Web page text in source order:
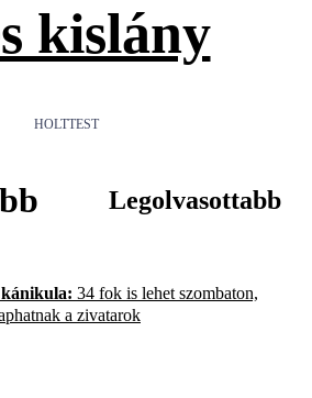
kislány
HOLTTEST
Legolvasottabb
kánikula: 34 fok is lehet szombaton,
a zivatarok